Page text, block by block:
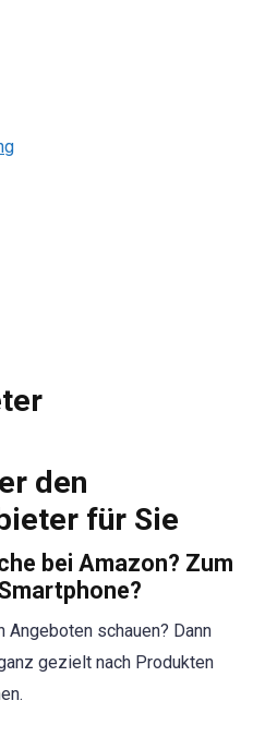
den
für Sie
bei Amazon? Zum
Angeboten schauen? Dann
gezielt nach Produkten